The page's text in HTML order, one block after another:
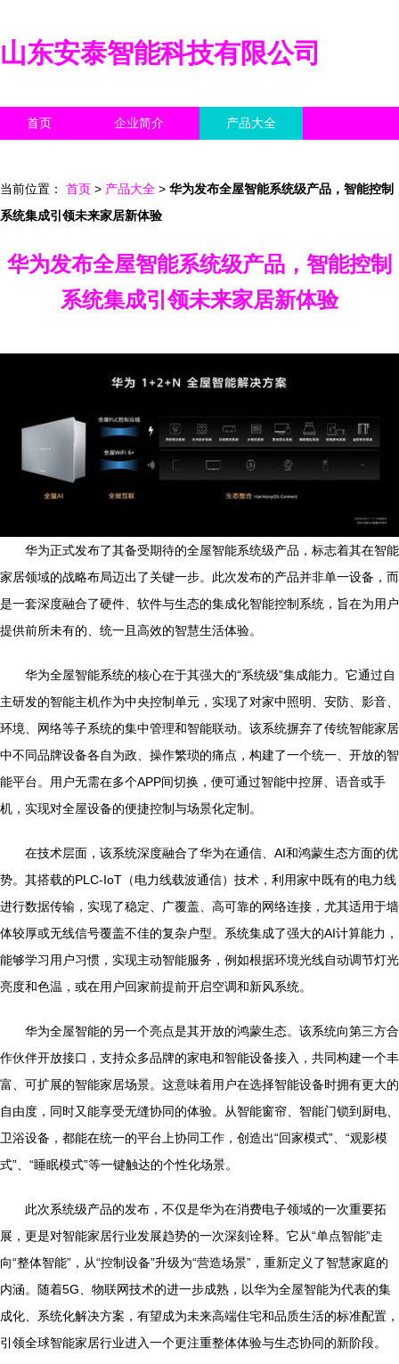
山东安泰智能科技有限公司
首页 企业简介 产品大全
当前位置： 首页 > 产品大全 > 华为发布全屋智能系统级产品，智能控制
系统集成引领未来家居新体验
华为发布全屋智能系统级产品，智能控制
系统集成引领未来家居新体验
华为正式发布了其备受期待的全屋智能系统级产品，标志着其在智能
家居领域的战略布局迈出了关键一步。此次发布的产品并非单一设备，而
是一套深度融合了硬件、软件与生态的集成化智能控制系统，旨在为用户
提供前所未有的、统一且高效的智慧生活体验。
华为全屋智能系统的核心在于其强大的“系统级”集成能力。它通过自
主研发的智能主机作为中央控制单元，实现了对家中照明、安防、影音、
环境、网络等子系统的集中管理和智能联动。该系统摒弃了传统智能家居
中不同品牌设备各自为政、操作繁琐的痛点，构建了一个统一、开放的智
能平台。用户无需在多个APP间切换，便可通过智能中控屏、语音或手
机，实现对全屋设备的便捷控制与场景化定制。
在技术层面，该系统深度融合了华为在通信、AI和鸿蒙生态方面的优
势。其搭载的PLC-IoT（电力线载波通信）技术，利用家中既有的电力线
进行数据传输，实现了稳定、广覆盖、高可靠的网络连接，尤其适用于墙
体较厚或无线信号覆盖不佳的复杂户型。系统集成了强大的AI计算能力，
能够学习用户习惯，实现主动智能服务，例如根据环境光线自动调节灯光
亮度和色温，或在用户回家前提前开启空调和新风系统。
华为全屋智能的另一个亮点是其开放的鸿蒙生态。该系统向第三方合
作伙伴开放接口，支持众多品牌的家电和智能设备接入，共同构建一个丰
富、可扩展的智能家居场景。这意味着用户在选择智能设备时拥有更大的
自由度，同时又能享受无缝协同的体验。从智能窗帘、智能门锁到厨电、
卫浴设备，都能在统一的平台上协同工作，创造出“回家模式”、“观影模
式”、“睡眠模式”等一键触达的个性化场景。
此次系统级产品的发布，不仅是华为在消费电子领域的一次重要拓
展，更是对智能家居行业发展趋势的一次深刻诠释。它从“单点智能”走
向“整体智能”，从“控制设备”升级为“营造场景”，重新定义了智慧家庭的
内涵。随着5G、物联网技术的进一步成熟，以华为全屋智能为代表的集
成化、系统化解决方案，有望成为未来高端住宅和品质生活的标准配置，
引领全球智能家居行业进入一个更注重整体体验与生态协同的新阶段。